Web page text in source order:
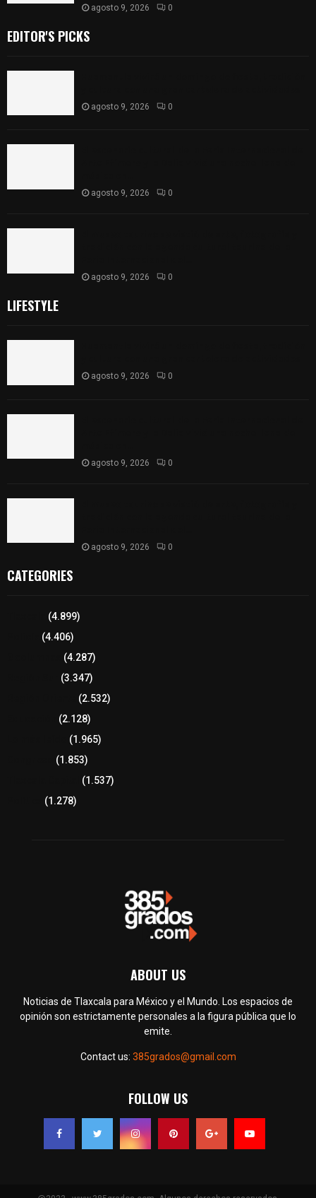
agosto 9, 2026 0
EDITOR'S PICKS
agosto 9, 2026 0
agosto 9, 2026 0
agosto 9, 2026 0
LIFESTYLE
agosto 9, 2026 0
agosto 9, 2026 0
agosto 9, 2026 0
CATEGORIES
(4.899)
(4.406)
(4.287)
(3.347)
(2.532)
(2.128)
(1.965)
(1.853)
(1.537)
(1.278)
ABOUT US
Noticias de Tlaxcala para México y el Mundo. Los espacios de
opinión son estrictamente personales a la figura pública que lo
emite.
Contact us: 385grados@gmail.com
FOLLOW US